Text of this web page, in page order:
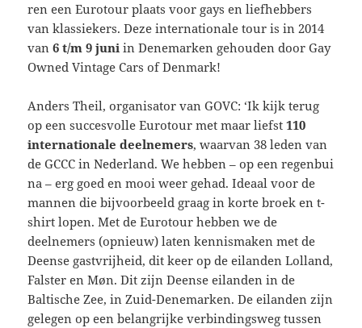
ren een Eurotour plaats voor gays en liefhebbers
van klassiekers. Deze internationale tour is in 2014
van6 t/m 9 juni in Denemarken gehouden door Gay
Owned Vintage Cars of Denmark!
Anders Theil, organisator van GOVC: ‘Ik kijk terug
op een succesvolle Eurotour met maar liefst110
internationale deelnemers, waarvan 38 leden van
de GCCC in Nederland. We hebben – op een regenbui
na – erg goed en mooi weer gehad. Ideaal voor de
mannen die bijvoorbeeld graag in korte broek en t-
shirt lopen. Met de Eurotour hebben we de
deelnemers (opnieuw) laten kennismaken met de
Deense gastvrijheid, dit keer op de eilanden Lolland,
Falster en Møn. Dit zijn Deense eilanden in de
Baltische Zee, in Zuid-Denemarken. De eilanden zijn
gelegen op een belangrijke verbindingsweg tussen